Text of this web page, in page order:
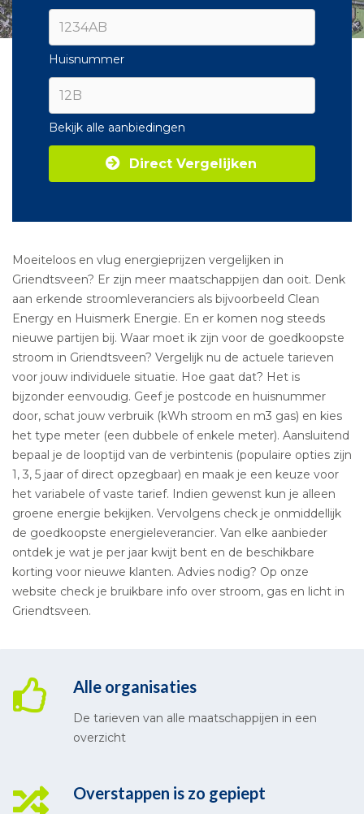
Huisnummer
Bekijk alle aanbiedingen
Direct Vergelijken
Moeiteloos en vlug energieprijzen vergelijken in
Griendtsveen? Er zijn meer maatschappijen dan ooit. Denk
aan erkende stroomleveranciers als bijvoorbeeld Clean
Energy en Huismerk Energie. En er komen nog steeds
nieuwe partijen bij. Waar moet ik zijn voor de goedkoopste
stroom in Griendtsveen? Vergelijk nu de actuele tarieven
voor jouw individuele situatie. Hoe gaat dat? Het is
bijzonder eenvoudig. Geef je postcode en huisnummer
door, schat jouw verbruik (kWh stroom en m3 gas) en kies
het type meter (een dubbele of enkele meter). Aansluitend
bepaal je de looptijd van de verbintenis (populaire opties zijn
1, 3, 5 jaar of direct opzegbaar) en maak je een keuze voor
het variabele of vaste tarief. Indien gewenst kun je alleen
groene energie bekijken. Vervolgens check je onmiddellijk
de goedkoopste energieleverancier. Van elke aanbieder
ontdek je wat je per jaar kwijt bent en de beschikbare
korting voor nieuwe klanten. Advies nodig? Op onze
website check je bruikbare info over stroom, gas en licht in
Griendtsveen.
Alle organisaties
De tarieven van alle maatschappijen in een
overzicht
Overstappen is zo gepiept